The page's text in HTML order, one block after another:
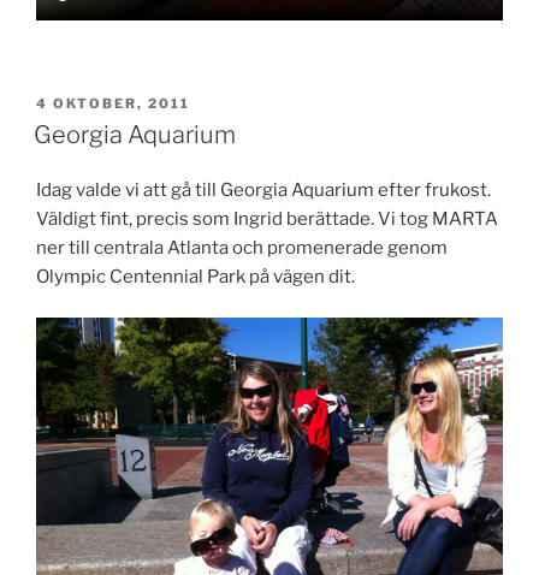
PUBLICERAT
4 OKTOBER, 2011
Georgia Aquarium
Idag valde vi att gå till Georgia Aquarium efter frukost.
Väldigt fint, precis som Ingrid berättade. Vi tog MARTA
ner till centrala Atlanta och promenerade genom
Olympic Centennial Park på vägen dit.